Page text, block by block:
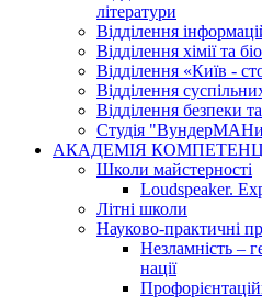
літератури
Відділення
Відділення хімії та
Відділення «Київ -
Відділення
Відділення безпеки
Студія
АКАДЕМІЯ
Школи майстерності
Loudspeaker.
Літні школи
Науково-практичні
Незламність –
нації